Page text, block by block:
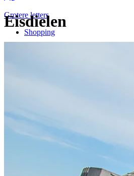
Grotere letters
Shopping
Eisdielen